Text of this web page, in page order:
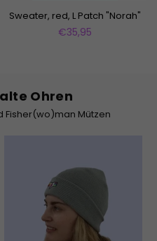
Sweater, red, L Patch "Norah"
Normaler
€35,95
Ohren
Fisher(wo)man Mützen